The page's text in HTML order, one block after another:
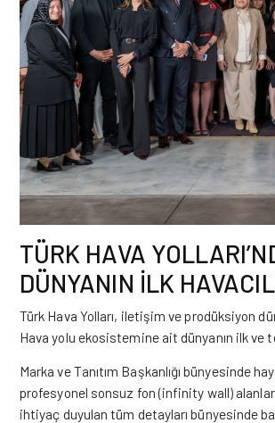
TÜRK HAVA
DÜNYANIN İLK
Türk Hava Yolları, iletişim ve prodüksiyon
Hava yolu ekosistemine ait dünyanın ilk ve
Marka ve Tanıtım Başkanlığı bünyesinde
profesyonel sonsuz fon (infinity wall)
ihtiyaç duyulan tüm detayları bünyesinde